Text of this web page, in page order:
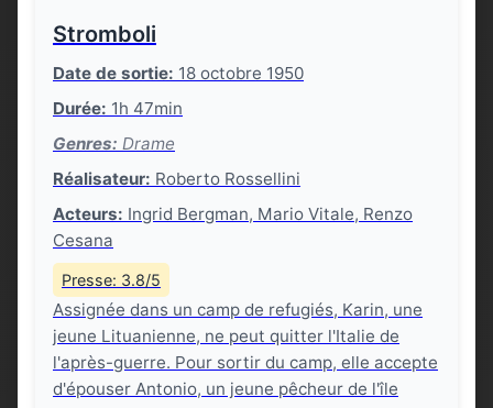
Stromboli
Date de sortie: 18 octobre 1950
Durée: 1h 47min
Genres: Drame
Réalisateur: Roberto Rossellini
Acteurs: Ingrid Bergman, Mario Vitale, Renzo
Cesana
Presse: 3.8/5
Assignée dans un camp de refugiés, Karin, une
jeune Lituanienne, ne peut quitter l'Italie de
l'après-guerre. Pour sortir du camp, elle accepte
d'épouser Antonio, un jeune pêcheur de l'île